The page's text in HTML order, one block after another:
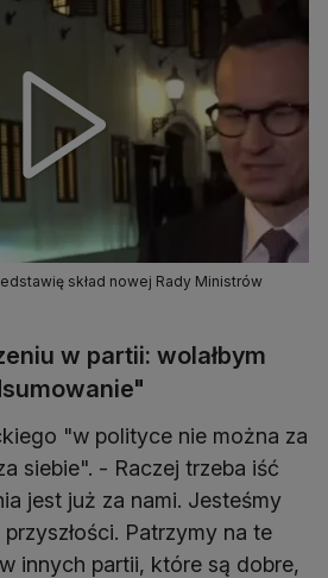
skład nowej Rady Ministrów
w partii: wolałbym
"w polityce nie można za
siebie". - Raczej trzeba iść
jest już za nami. Jesteśmy
Patrzymy na te
innych partii, które są dobre,